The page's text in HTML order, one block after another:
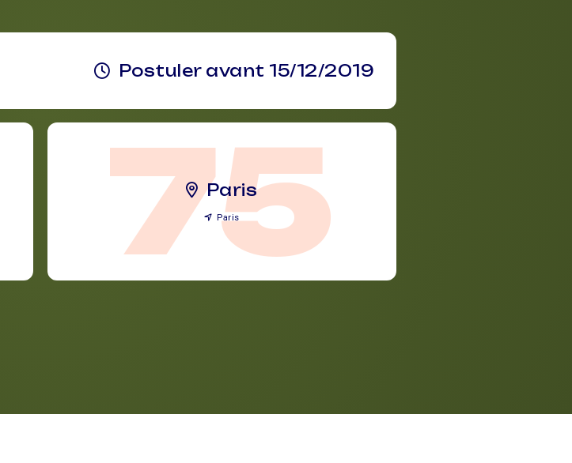
Postuler avant 15/12/2019
75
Paris
Paris